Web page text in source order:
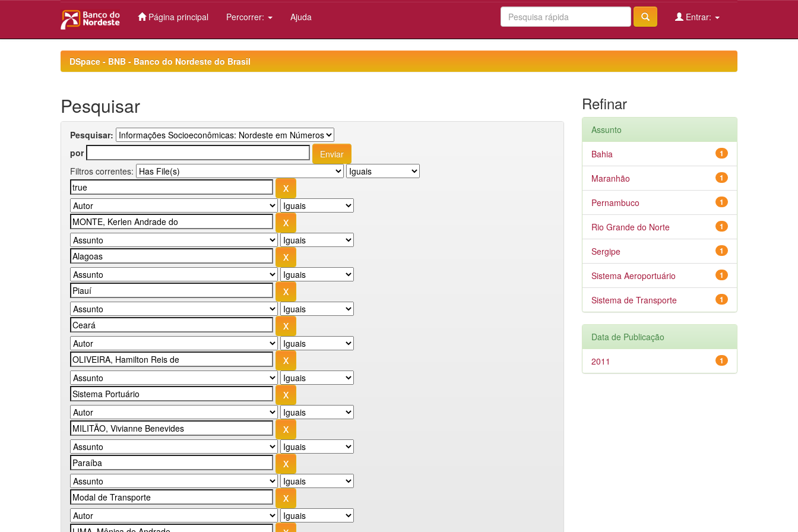
Página principal Percorrer: Ajuda Entrar:
DSpace - BNB - Banco do Nordeste do Brasil
Pesquisar
Pesquisar:
por
Filtros correntes:
Refinar
Assunto
1
Bahia
1
Maranhão
1
Pernambuco
1
Rio Grande do Norte
1
Sergipe
1
Sistema Aeroportuário
1
Sistema de Transporte
Data de Publicação
1
2011